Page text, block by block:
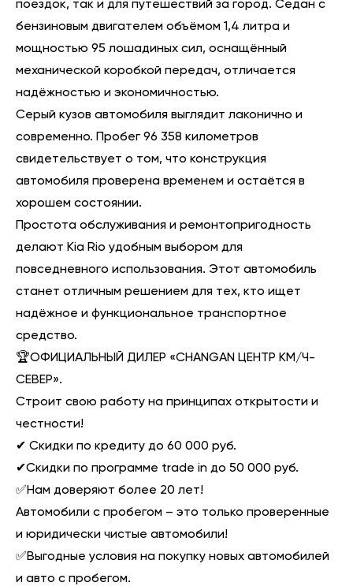
поездок, так и для путешествий за город. Седан с
бензиновым двигателем объёмом 1,4 литра и
мощностью 95 лошадиных сил, оснащённый
механической коробкой передач, отличается
надёжностью и экономичностью.
Серый кузов автомобиля выглядит лаконично и
современно. Пробег 96 358 километров
свидетельствует о том, что конструкция
автомобиля проверена временем и остаётся в
хорошем состоянии.
Простота обслуживания и ремонтопригодность
делают Kia Rio удобным выбором для
повседневного использования. Этот автомобиль
станет отличным решением для тех, кто ищет
надёжное и функциональное транспортное
средство.
🏆ОФИЦИАЛЬНЫЙ ДИЛЕР «CHANGAN ЦЕНТР КМ/Ч-
СЕВЕР».
Строит свою работу на принципах открытости и
честности!
✔ Скидки по кредиту до 60 000 руб.
✔Скидки по программе trade in до 50 000 руб.
✅Нам доверяют более 20 лет!
Автомобили с пробегом – это только проверенные
и юридически чистые автомобили!
✅Выгодные условия на покупку новых автомобилей
и авто с пробегом.